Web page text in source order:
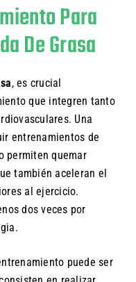
Para
De Grasa
, es crucial
que integren tanto
Una
entrenamientos de
permiten quemar
también aceleran el
al ejercicio.
dos veces por
puede ser